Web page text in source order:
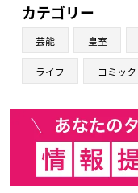
カテゴリー
芸能 皇室
ライフ コミック